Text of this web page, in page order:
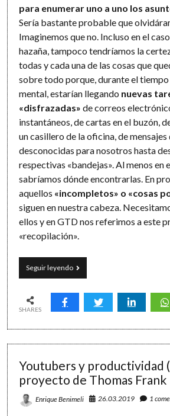
para enumerar uno a uno los
Sería bastante probable que
Imaginemos que no. Incluso en el
hazaña, tampoco tendríamos la
todas y cada una de las cosas que
sobre todo porque, durante el
mental, estarían llegando nuevas
«disfrazadas» de correos
instantáneos, de cartas en el buzón,
un casillero de la oficina, de mensajes
desconocidas para nosotros hasta
respectivas «bandejas». Al menos en
sabríamos dónde encontrarlas. En
aquellos «incompletos» o «cosas
siguen en nuestra cabeza.
ellos y en GTD nos referimos a este
«recopilación».
Seguir leyendoLa
recopilación
efectiva
de
memoria
(GTD
#9)
SHARES
Youtubers y productividad
proyecto de Thomas Frank
Enrique Benimeli 26.03.2019 1